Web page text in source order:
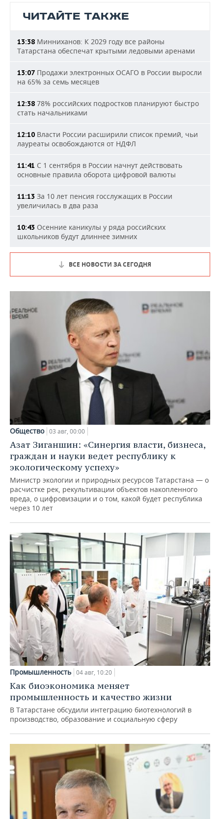
ЧИТАЙТЕ ТАКЖЕ
13:38 Минниханов: К 2029 году все районы
Татарстана обеспечат крытыми ледовыми аренами
13:07 Продажи электронных ОСАГО в России выросли
на 65% за семь месяцев
12:38 78% российских подростков планируют быстро
стать начальниками
12:10 Власти России расширили список премий, чьи
лауреаты освобождаются от НДФЛ
11:41 С 1 сентября в России начнут действовать
основные правила оборота цифровой валюты
11:13 За 10 лет пенсия госслужащих в России
увеличилась в два раза
10:43 Осенние каникулы у ряда российских
школьников будут длиннее зимних
ВСЕ НОВОСТИ ЗА СЕГОДНЯ
Общество 03 авг, 00:00
Азат Зиганшин: «Синергия власти, бизнеса,
граждан и науки ведет республику к
экологическому успеху»
Министр экологии и природных ресурсов Татарстана — о
расчистке рек, рекультивации объектов накопленного
вреда, о цифровизации и о том, какой будет республика
через 10 лет
Промышленность 04 авг, 10:20
Как биоэкономика меняет
промышленность и качество жизни
В Татарстане обсудили интеграцию биотехнологий в
производство, образование и социальную сферу